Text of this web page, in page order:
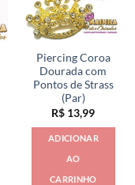
Piercing Coroa
Dourada com
Pontos de Strass
(Par)
R$ 13,99
ADICIONAR
AO
CARRINHO